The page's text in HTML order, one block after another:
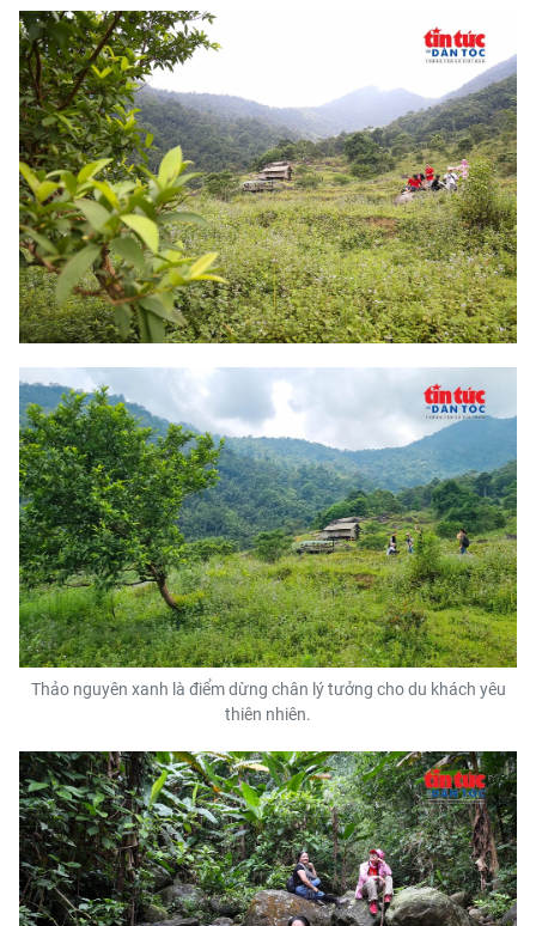
Thảo nguyên xanh là điểm dừng chân lý tưởng cho du khách yêu
thiên nhiên.